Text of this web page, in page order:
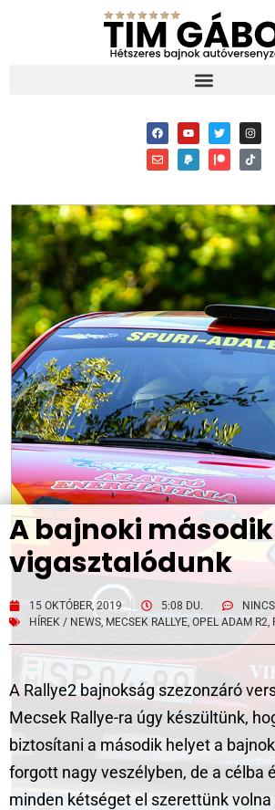
A bajnoki
vigasztalódunk
15 OKTÓBER, 2019 5:08 DU.
HÍREK / NEWS,MECSEK RALLYE, OPEL ADAM R2,
A Rallye2 bajnokság szezonzáró
Mecsek Rallye-ra úgy készültünk,
biztosítani a második helyet a
forgott nagy veszélyben, de a célba
minden kétséget el szerettünk